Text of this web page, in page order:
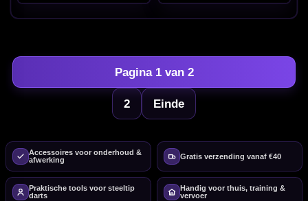
Pagina 1 van 2
2 Einde
Accessoires voor onderhoud &
afwerking
Gratis verzending vanaf €40
Praktische tools voor steeltip
darts
Handig voor thuis, training &
vervoer